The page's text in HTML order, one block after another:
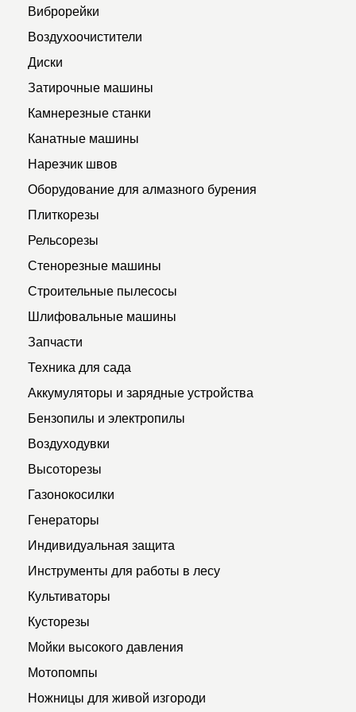
Виброрейки
Воздухоочистители
Диски
Затирочные машины
Камнерезные станки
Канатные машины
Нарезчик швов
Оборудование для алмазного бурения
Плиткорезы
Рельсорезы
Стенорезные машины
Строительные пылесосы
Шлифовальные машины
Запчасти
Техника для сада
Аккумуляторы и зарядные устройства
Бензопилы и электропилы
Воздуходувки
Высоторезы
Газонокосилки
Генераторы
Индивидуальная защита
Инструменты для работы в лесу
Культиваторы
Кусторезы
Мойки высокого давления
Мотопомпы
Ножницы для живой изгороди